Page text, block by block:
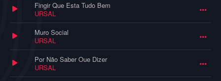
Fingir Que Esta Tudo Bem
URSAL
Muro Social
URSAL
Por Não Saber Oue Dizer
URSAL